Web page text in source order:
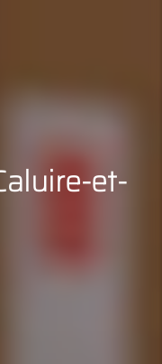
et-